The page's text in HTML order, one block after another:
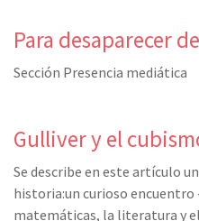
Para desaparecer
Sección Presencia mediática
Gulliver y el
Se describe en este artículo
historia:un curioso
matemáticas, la literatura y